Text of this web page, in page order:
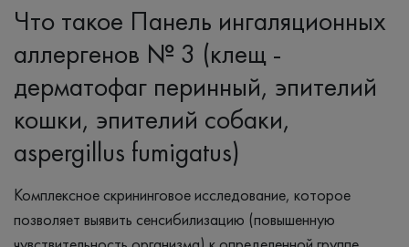
Что такое Панель ингаляционных
аллергенов № 3 (клещ -
дерматофаг перинный, эпителий
кошки, эпителий собаки,
aspergillus fumigatus)
Комплексное скрининговое исследование, которое
позволяет выявить сенсибилизацию (повышенную